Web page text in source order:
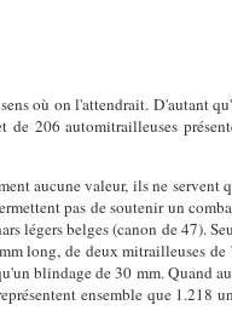
où on l'attendrait. D'autant
206 automitrailleuses
aucune valeur, ils ne servent
pas de soutenir un
légers belges (canon de 47).
long, de deux mitrailleuses de
blindage de 30 mm. Quand
ensemble que 1.218